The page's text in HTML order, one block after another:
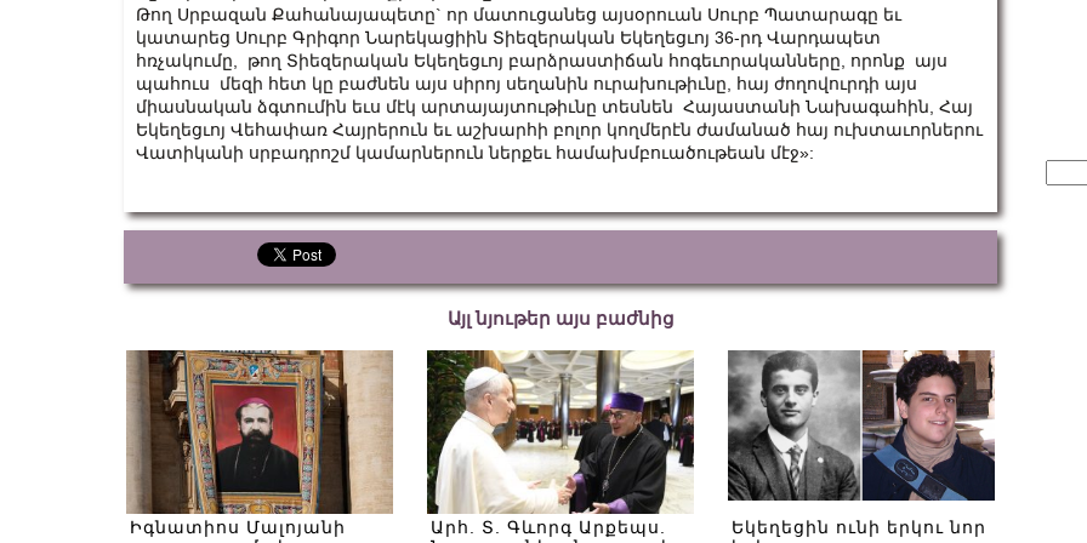
Թող Սրբազան Քահանայապետը` որ մատուցանեց այսօրուան Սուրբ Պատարագը եւ
կատարեց Սուրբ Գրիգոր Նարեկացիին Տիեզերական Եկեղեցւոյ 36-րդ Վարդապետ
հռչակումը, թող Տիեզերական Եկեղեցւոյ բարձրաստիճան հոգեւորականները, որոնք այս
պահուս մեզի հետ կը բաժնեն այս սիրոյ սեղանին ուրախութիւնը, հայ ժողովուրդի այս
միասնական ձգտումին եւս մէկ արտայայտութիւնը տեսնեն Հայաստանի Նախագահին, Հայ
Եկեղեցւոյ Վեհափառ Հայրերուն եւ աշխարհի բոլոր կողմերէն ժամանած հայ ուխտաւորներու
Վատիկանի սրբադրոշմ կամարներուն ներքեւ համախմբուածութեան մէջ»:
Այլ նյութեր այս բաժնից
Իգնատիոս Մալոյանի
Արհ. Տ. Գևորգ Արքեպս.
Եկեղեցին ունի երկու նոր
for: